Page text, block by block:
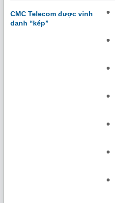
CMC Telecom được vinh
danh “kép”